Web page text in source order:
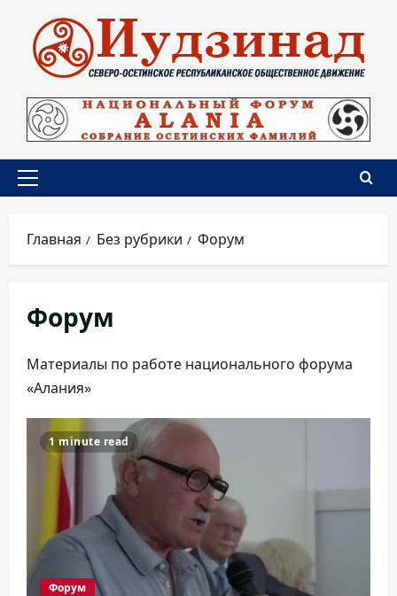
содержимому
Основное
Главная Без рубрики Форум
Форум
Материалы по работе национального форума
«Алания»
1 minute read
Форум